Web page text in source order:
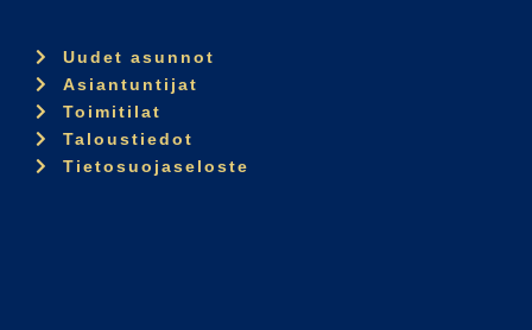
Uudet asunnot
Asiantuntijat
Toimitilat
Taloustiedot
Tietosuojaseloste